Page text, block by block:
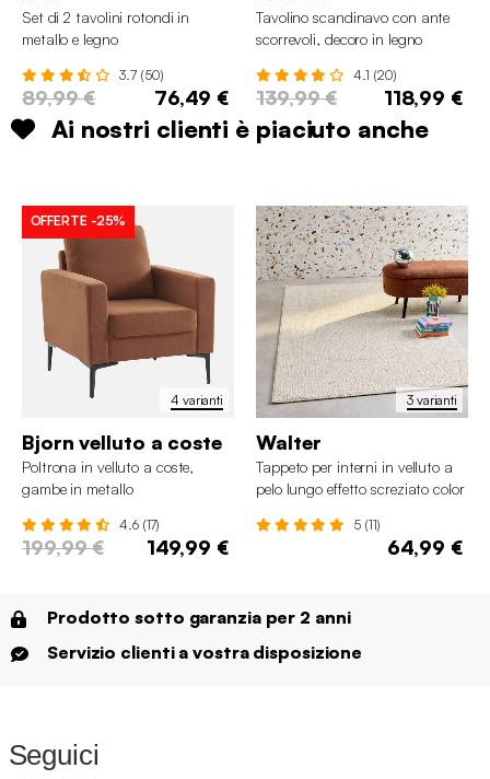
Set di 2 tavolini rotondi in
metallo e legno
3.7 (50)
89,99 € 76,49 €
Tavolino scandinavo con ante
scorrevoli, decoro in legno
4.1 (20)
139,99 € 118,99 €
Ai nostri clienti è piaciuto anche
4 varianti
OFFERTE -25%
Bjorn velluto a coste
Poltrona in velluto a coste,
gambe in metallo
4.6 (17)
199,99 € 149,99 €
3 varianti
Walter
Tappeto per interni in velluto a
pelo lungo effetto screziato color
5 (11)
64,99 €
Prodotto sotto garanzia per 2 anni
Servizio clienti a vostra disposizione
Seguici